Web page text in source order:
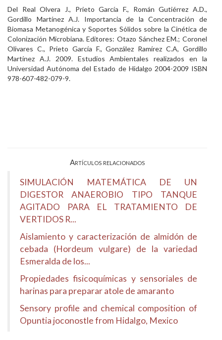
Del Real Olvera J., Prieto García F., Román Gutiérrez A.D.,
Gordillo Martínez A.J. Importancia de la Concentración de
Biomasa Metanogénica y Soportes Sólidos sobre la Cinética de
Colonización Microbiana. Editores: Otazo Sánchez EM.; Coronel
Olivares C., Prieto García F., González Ramírez C.A, Gordillo
Martínez A.J. 2009. Estudios Ambientales realizados en la
Universidad Autónoma del Estado de Hidalgo 2004-2009 ISBN
978-607-482-079-9.
Artículos relacionados
SIMULACIÓN MATEMÁTICA DE UN
DIGESTOR ANAEROBIO TIPO TANQUE
AGITADO PARA EL TRATAMIENTO DE
VERTIDOS R...
Aislamiento y caracterización de almidón de
cebada (Hordeum vulgare) de la variedad
Esmeralda de los...
Propiedades fisicoquímicas y sensoriales de
harinas para preparar atole de amaranto
Sensory profile and chemical composition of
Opuntia joconostle from Hidalgo, Mexico